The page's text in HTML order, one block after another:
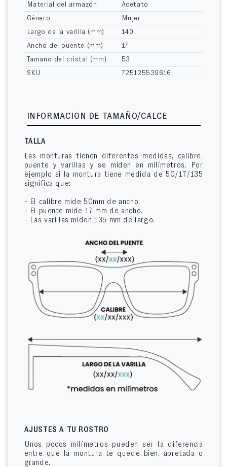
Material del armazón
Acetato
Género
Mujer
Largo de la varilla (mm)
140
Ancho del puente (mm)
17
Tamaño del cristal (mm)
53
SKU
725125539616
INFORMACIÓN DE TAMAÑO/CALCE
TALLA
Las monturas tienen diferentes medidas, calibre,
puente y varillas y se miden en milímetros. Por
ejemplo si la montura tiene medida de 50/17/135
significa que:
- El calibre mide 50mm de ancho.
- El puente mide 17 mm de ancho.
- Las varillas miden 135 mm de largo.
AJUSTES A TU ROSTRO
Unos pocos milímetros pueden ser la diferencia
entre que la montura te quede bien, apretada o
grande.